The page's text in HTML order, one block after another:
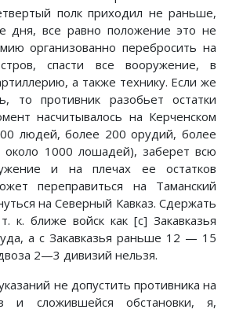
полк приходил не раньше,
дня, все равно положение это не
организованно перебросить на
спасти все вооружение, в
а также технику. Если же
то противник разобьет остатки
насчитывалось на Керченском
людей, более 200 орудий, более
1000 лошадей), заберет всю
и на плечах ее остатков
переправиться на Таманский
на Северный Кавказ. Сдержать
к. ближе войск как [с] Закавказья
а с Закавказья раньше 12 — 15
2—3 дивизий нельзя.
не допустить противника на
и сложившейся обстановки, я,